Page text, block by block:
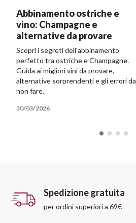
Abbinamento ostriche e
vino: Champagne e
alternative da provare
Scopri i segreti dell'abbinamento
perfetto tra ostriche e Champagne.
Guida ai migliori vini da provare,
alternative sorprendenti e gli errori da
non fare.
30/03/2026
Spedizione gratuita
per ordini superiori a 69€